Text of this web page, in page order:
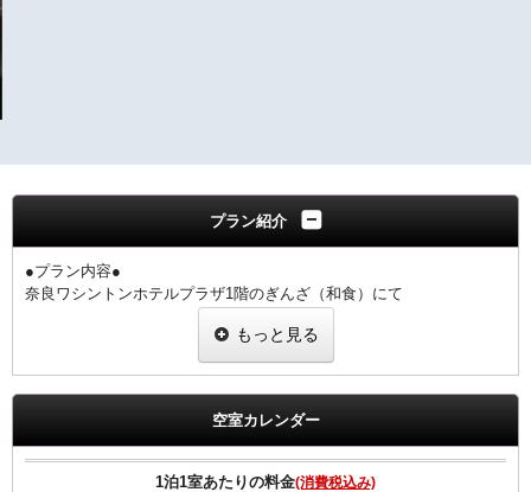
プラン紹介
●プラン内容●
奈良ワシントンホテルプラザ1階のぎんざ（和食）にて
夕朝食をお楽しみいただけるお値打ちなプランです。
国産うなぎを奈良の醤油蔵、向出醤油醸造元の【宝扇醤油】を使った
こだわりのタレで香ばしく焼き上げました。
1階 ぎんざ
営業時間 朝食6:30～9:00 夕食17:30～21:00（ラストオーダー20：
もっと見る
空室カレンダー
1泊1室あたりの料金(消費税込み)